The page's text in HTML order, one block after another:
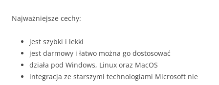
Najważniejsze cechy:
jest szybki i lekki
jest darmowy i łatwo można go dostosować
działa pod Windows, Linux oraz MacOS
integracja ze starszymi technologiami Microsoft nie